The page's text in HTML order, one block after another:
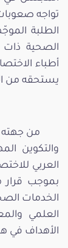
تواجه
الطلبة
الصحية
أطباء
يستحقه من
من
والتكوين
بموجب
الخدمات
العلمي
الأهداف في